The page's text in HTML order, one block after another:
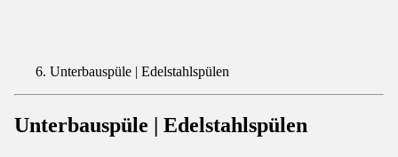
Unterbauspüle | Edelstahlspülen
Unterbauspüle | Edelstahlspülen